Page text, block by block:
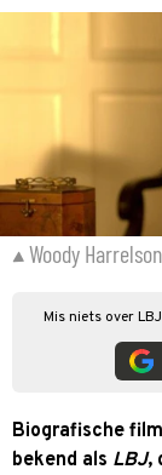
Woody
Mis niets over
Biografische
bekend als LBJ,